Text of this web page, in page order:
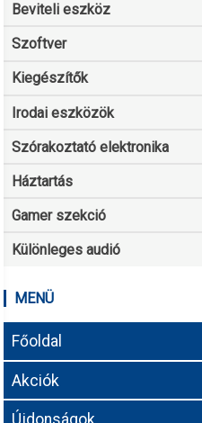
Beviteli eszköz
Szoftver
Kiegészítők
Irodai eszközök
Szórakoztató elektronika
Háztartás
Gamer szekció
Különleges audió
MENÜ
Főoldal
Akciók